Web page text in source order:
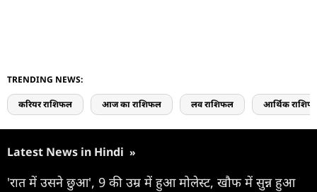
TRENDING NEWS:
करियर राशिफल आज का राशिफल लव राशिफल आर्थिक
Latest News in Hindi »
'रात में उसने छुआ', 9 की उम्र में हुआ मोलेस्ट, खौफ में सुन्न हुआ